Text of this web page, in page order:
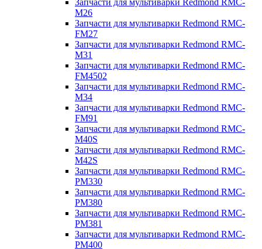
Запчасти для мультиварки Redmond RMC-
M26
Запчасти для мультиварки Redmond RMC-
FM27
Запчасти для мультиварки Redmond RMC-
M31
Запчасти для мультиварки Redmond RMC-
FM4502
Запчасти для мультиварки Redmond RMC-
M34
Запчасти для мультиварки Redmond RMC-
FM91
Запчасти для мультиварки Redmond RMC-
M40S
Запчасти для мультиварки Redmond RMC-
M42S
Запчасти для мультиварки Redmond RMC-
PM330
Запчасти для мультиварки Redmond RMC-
PM380
Запчасти для мультиварки Redmond RMC-
PM381
Запчасти для мультиварки Redmond RMC-
PM400